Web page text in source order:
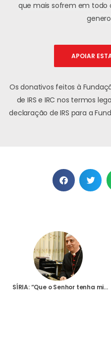
que mais sofrem em todo
APOIAR
Os donativos feitos à
de IRS e IRC nos termos
declaração de IRS para a
SÍRIA: “Que o Senhor tenha misericórdia de nós”, diz Arcebispo de Alepo face à dimensão brutal do sismo